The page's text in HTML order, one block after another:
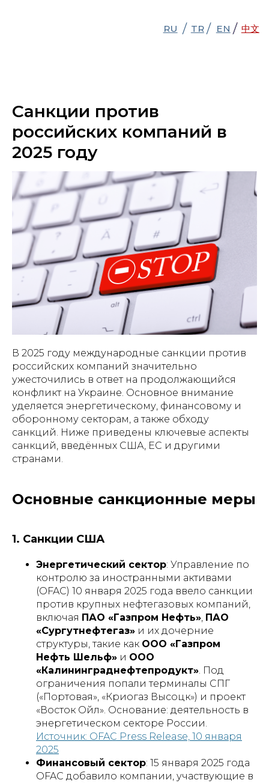
Санкции против
российских компаний в
2025 году
В 2025 году международные санкции против
российских компаний значительно
ужесточились в ответ на продолжающийся
конфликт на Украине. Основное внимание
уделяется энергетическому, финансовому и
оборонному секторам, а также обходу
санкций. Ниже приведены ключевые аспекты
санкций, введённых США, ЕС и другими
странами.
Основные санкционные меры
1. Санкции США
Энергетический сектор: Управление по
контролю за иностранными активами
(OFAC) 10 января 2025 года ввело санкции
против крупных нефтегазовых компаний,
включая ПАО «Газпром Нефть», ПАО
«Сургутнефтегаз» и их дочерние
структуры, такие как ООО «Газпром
Нефть Шельф» и ООО
«Калининграднефтепродукт». Под
ограничения попали терминалы СПГ
(«Портовая», «Криогаз Высоцк») и проект
«Восток Ойл». Основание: деятельность в
энергетическом секторе России.
Источник: OFAC Press Release, 10 января
2025
Финансовый сектор: 15 января 2025 года
OFAC добавило компании, участвующие в